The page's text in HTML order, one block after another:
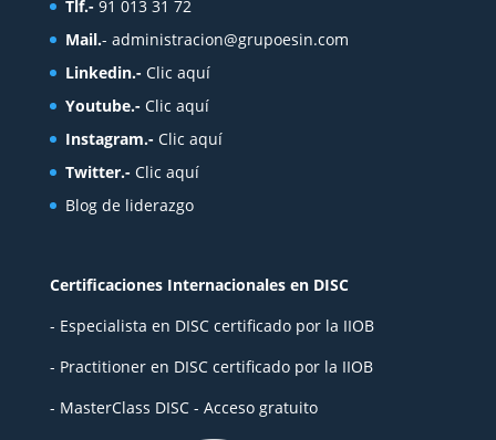
Tlf.- 91 013 31 72
Mail.- administracion@grupoesin.com
Linkedin.- Clic aquí
Youtube.- Clic aquí
Instagram.- Clic aquí
Twitter.- Clic aquí
Blog de liderazgo
Certificaciones Internacionales en DISC
- Especialista en DISC certificado por la IIOB
- Practitioner en DISC certificado por la IIOB
- MasterClass DISC - Acceso gratuito